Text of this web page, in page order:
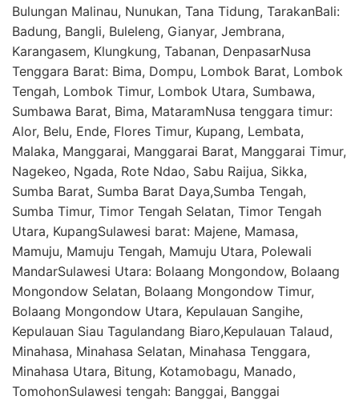
Bulungan Malinau, Nunukan, Tana Tidung, TarakanBali:
Badung, Bangli, Buleleng, Gianyar, Jembrana,
Karangasem, Klungkung, Tabanan, DenpasarNusa
Tenggara Barat: Bima, Dompu, Lombok Barat, Lombok
Tengah, Lombok Timur, Lombok Utara, Sumbawa,
Sumbawa Barat, Bima, MataramNusa tenggara timur:
Alor, Belu, Ende, Flores Timur, Kupang, Lembata,
Malaka, Manggarai, Manggarai Barat, Manggarai Timur,
Nagekeo, Ngada, Rote Ndao, Sabu Raijua, Sikka,
Sumba Barat, Sumba Barat Daya,Sumba Tengah,
Sumba Timur, Timor Tengah Selatan, Timor Tengah
Utara, KupangSulawesi barat: Majene, Mamasa,
Mamuju, Mamuju Tengah, Mamuju Utara, Polewali
MandarSulawesi Utara: Bolaang Mongondow, Bolaang
Mongondow Selatan, Bolaang Mongondow Timur,
Bolaang Mongondow Utara, Kepulauan Sangihe,
Kepulauan Siau Tagulandang Biaro,Kepulauan Talaud,
Minahasa, Minahasa Selatan, Minahasa Tenggara,
Minahasa Utara, Bitung, Kotamobagu, Manado,
TomohonSulawesi tengah: Banggai, Banggai